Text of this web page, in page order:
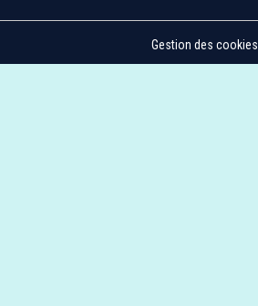
Gestion des cookies